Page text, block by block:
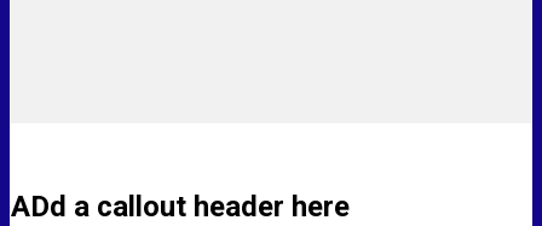
ADd a callout header here